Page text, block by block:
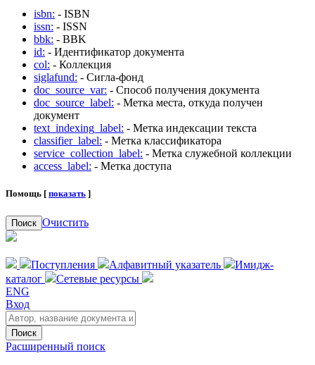
isbn: - ISBN
issn: - ISSN
bbk: - BBK
id: - Идентификатор документа
col: - Коллекция
siglafund: - Сигла-фонд
doc_source_var: - Способ получения документа
doc_source_label: - Метка места, откуда получен
документ
text_indexing_label: - Метка индексации текста
classifier_label: - Метка классификатора
service_collection_label: - Метка служебной коллекции
access_label: - Метка доступа
Помощь [ показать ]
Поиск Очистить
Поступления Алфавитный указатель
Имидж-
каталог
Сетевые ресурсы
ENG
Вход
Поиск
Расширенный поиск